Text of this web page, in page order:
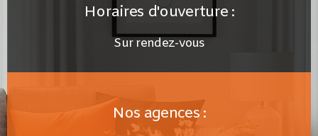
Horaires d'ouverture :
Sur rendez-vous
Nos agences :